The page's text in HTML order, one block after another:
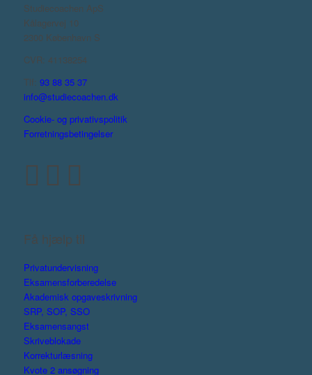
Studiecoachen ApS
Kålagervej 10
2300 København S
CVR: 41138254
Tlf: 93 88 35 37
info@studiecoachen.dk
Cookie- og privativspolitik
Forretningsbetingelser
Få hjælp til
Privatundervisning
Eksamensforberedelse
Akademisk opgaveskrivning
SRP, SOP, SSO
Eksamensangst
Skriveblokade
Korrekturlæsning
Kvote 2 ansøgning